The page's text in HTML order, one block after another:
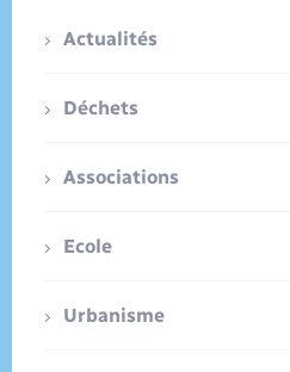
Actualités
Déchets
Associations
Ecole
Urbanisme